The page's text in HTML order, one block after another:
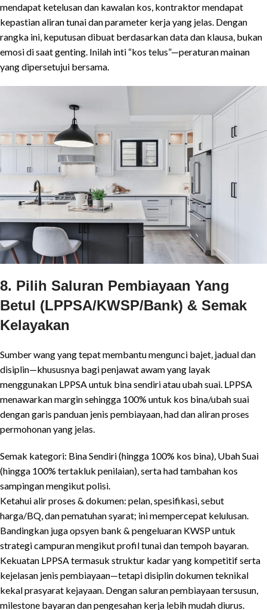
mendapat ketelusan dan kawalan kos, kontraktor mendapat
kepastian aliran tunai dan parameter kerja yang jelas. Dengan
rangka ini, keputusan dibuat berdasarkan data dan klausa, bukan
emosi di saat genting. Inilah inti “kos telus”—peraturan mainan
yang dipersetujui bersama.
8. Pilih Saluran Pembiayaan Yang
Betul (LPPSA/KWSP/Bank) & Semak
Kelayakan
Sumber wang yang tepat membantu mengunci bajet, jadual dan
disiplin—khususnya bagi penjawat awam yang layak
menggunakan LPPSA untuk bina sendiri atau ubah suai. LPPSA
menawarkan margin sehingga 100% untuk kos bina/ubah suai
dengan garis panduan jenis pembiayaan, had dan aliran proses
permohonan yang jelas.
Semak kategori: Bina Sendiri (hingga 100% kos bina), Ubah Suai
(hingga 100% tertakluk penilaian), serta had tambahan kos
sampingan mengikut polisi.
Ketahui alir proses & dokumen: pelan, spesifikasi, sebut
harga/BQ, dan pematuhan syarat; ini mempercepat kelulusan.
Bandingkan juga opsyen bank & pengeluaran KWSP untuk
strategi campuran mengikut profil tunai dan tempoh bayaran.
Kekuatan LPPSA termasuk struktur kadar yang kompetitif serta
kejelasan jenis pembiayaan—tetapi disiplin dokumen teknikal
kekal prasyarat kejayaan. Dengan saluran pembiayaan tersusun,
milestone bayaran dan pengesahan kerja lebih mudah diurus.